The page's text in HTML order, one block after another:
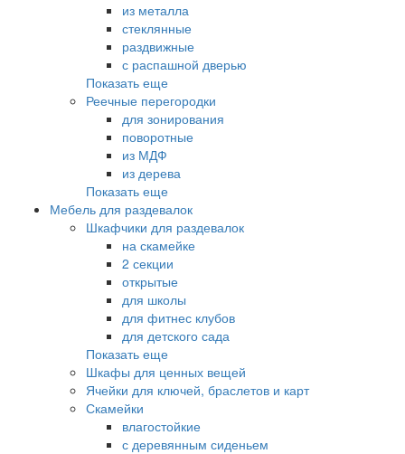
из металла
стеклянные
раздвижные
с распашной дверью
Показать еще
Реечные перегородки
для зонирования
поворотные
из МДФ
из дерева
Показать еще
Мебель для раздевалок
Шкафчики для раздевалок
на скамейке
2 секции
открытые
для школы
для фитнес клубов
для детского сада
Показать еще
Шкафы для ценных вещей
Ячейки для ключей, браслетов и карт
Скамейки
влагостойкие
с деревянным сиденьем